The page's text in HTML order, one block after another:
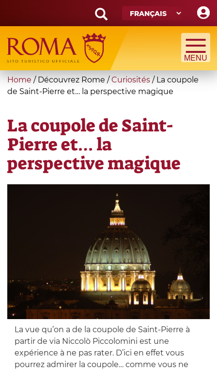
main
content
Search
form
Recherche
You
are
Home / Découvrez Rome /Curiosités / La coupole
de Saint-Pierre et… la perspective magique
La coupole de Saint-
Pierre et… la
perspective magique
La vue qu’on a de la coupole de Saint-Pierre à
partir de via Niccolò Piccolomini est une
expérience à ne pas rater. D’ici en effet vous
pourrez admirer la coupole… comme vous ne